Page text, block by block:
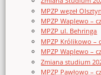
MPZP węzeł
MPZP Waplewo –
MPZP ul. Behringa
MPZP Królikowo –
MPZP Waplewo –
Zmiana studium
MPZP Pawłowo –